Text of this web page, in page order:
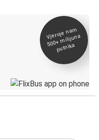
Vjeruje na
m
500+
milijuna
putnika